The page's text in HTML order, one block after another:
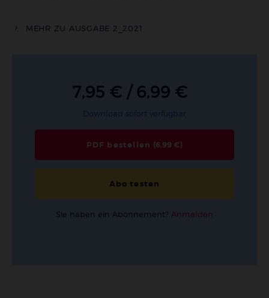
MEHR ZU AUSGABE 2_2021
7,95 € / 6,99 €
Download sofort verfügbar
PDF bestellen (6,99 €)
Abo testen
Sie haben ein Abonnement? Anmelden